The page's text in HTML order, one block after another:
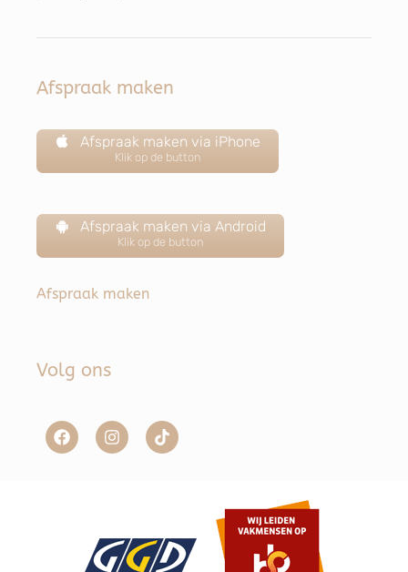
Afspraak maken
Afspraak maken via iPhone
Klik op de button
Afspraak maken via Android
Klik op de button
Afspraak maken
Volg ons